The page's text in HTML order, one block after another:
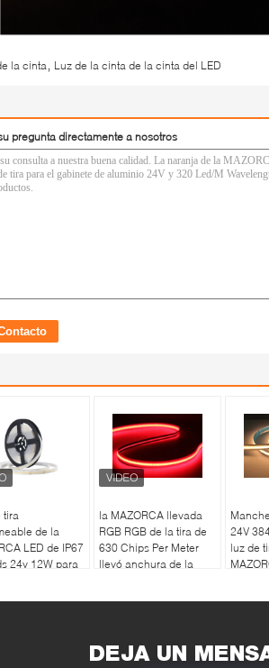
la cinta Luz de la cinta de la cinta del LED
pregunta directamente a nosotros
tira
de la
LED de IP67
24v 12W para
la MAZORCA llevada
RGB RGB de la tira de
630 Chips Per Meter
llevó anchura de la
24V
luz de
DEJA UN